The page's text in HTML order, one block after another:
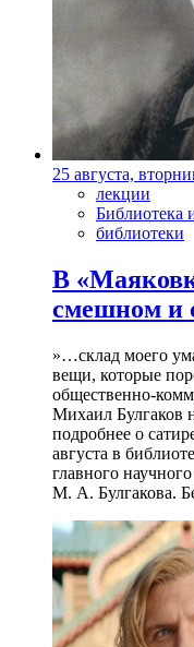
25 августа,
лекции
Библиотека
библиотеки
В
смешном и
»…склад моего
вещи, которые
общественно-
Михаил Булгаков
подробнее о
августа в
главного
М. А. Булгакова.